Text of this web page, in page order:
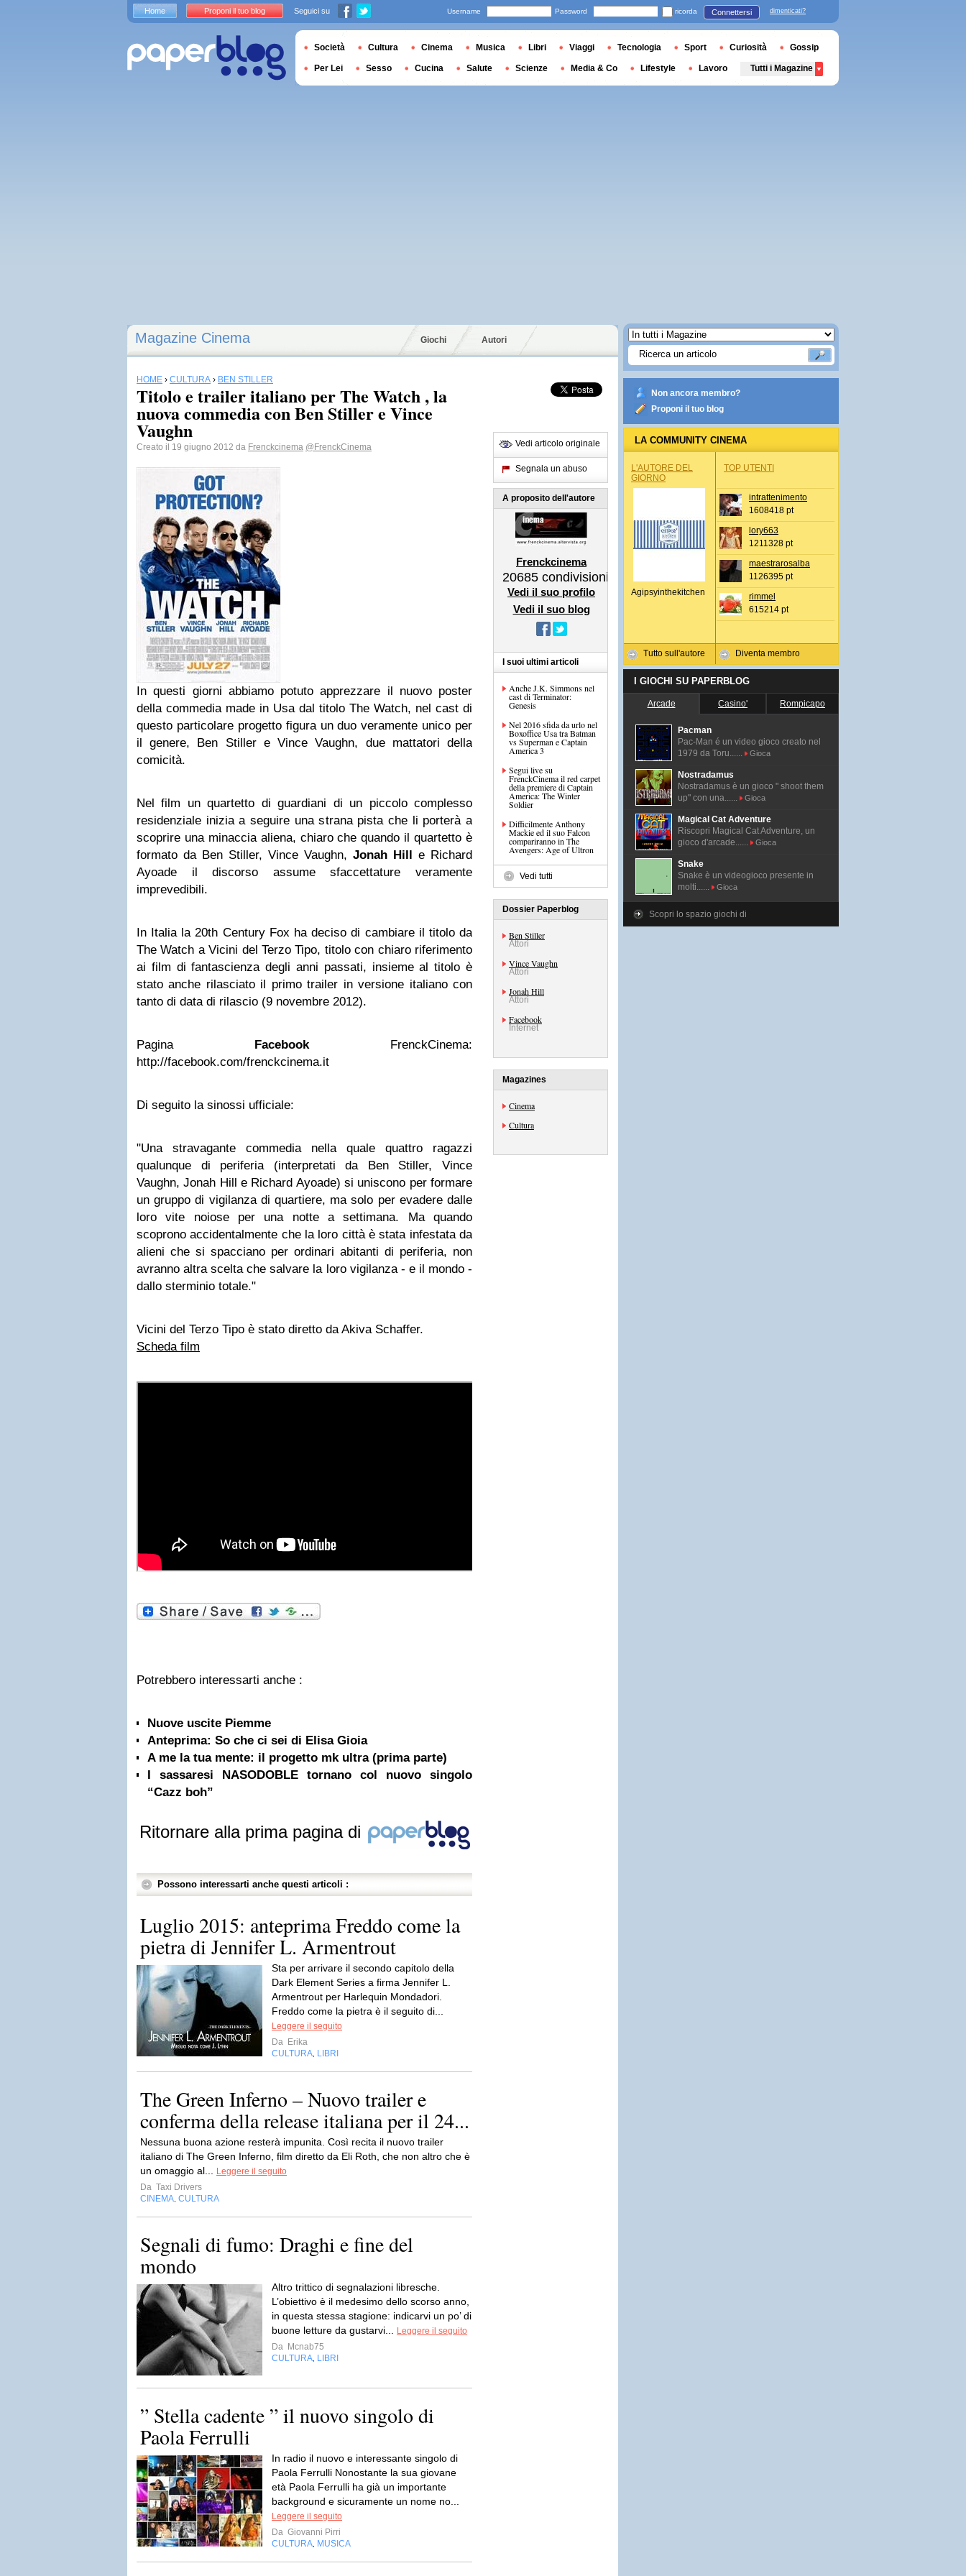
Magazine Cinema Giochi Autori
HOME › CULTURA › BEN STILLER
Titolo e trailer italiano per The Watch , la
nuova commedia con Ben Stiller e Vince
Vaughn
Creato il 19 giugno 2012 da Frenckcinema @FrenckCinema
In questi giorni abbiamo potuto apprezzare il nuovo poster
della commedia made in Usa dal titolo The Watch, nel cast di
questo particolare progetto figura un duo veramente unico per
il genere, Ben Stiller e Vince Vaughn, due mattatori della
comicità.
Nel film un quartetto di guardiani di un piccolo complesso
residenziale inizia a seguire una strana pista che li porterà a
scoprire una minaccia aliena, chiaro che quando il quartetto è
formato da Ben Stiller, Vince Vaughn, Jonah Hill e Richard
Ayoade il discorso assume sfaccettature veramente
imprevedibili.
In Italia la 20th Century Fox ha deciso di cambiare il titolo da
The Watch a Vicini del Terzo Tipo, titolo con chiaro riferimento
ai film di fantascienza degli anni passati, insieme al titolo è
stato anche rilasciato il primo trailer in versione italiano con
tanto di data di rilascio (9 novembre 2012).
Pagina FacebookFrenckCinema:
http://facebook.com/frenckcinema.it
Di seguito la sinossi ufficiale:
"Una stravagante commedia nella quale quattro ragazzi
qualunque di periferia (interpretati da Ben Stiller, Vince
Vaughn, Jonah Hill e Richard Ayoade) si uniscono per formare
un gruppo di vigilanza di quartiere, ma solo per evadere dalle
loro vite noiose per una notte a settimana. Ma quando
scoprono accidentalmente che la loro città è stata infestata da
alieni che si spacciano per ordinari abitanti di periferia, non
avranno altra scelta che salvare la loro vigilanza - e il mondo -
dallo sterminio totale."
Vicini del Terzo Tipo è stato diretto da Akiva Schaffer.
Scheda film
Potrebbero interessarti anche :
Nuove uscite Piemme
Anteprima: So che ci sei di Elisa Gioia
A me la tua mente: il progetto mk ultra (prima parte)
I sassaresi NASODOBLE tornano col nuovo singolo
“Cazz boh”
Ritornare alla prima pagina di
Possono interessarti anche questi articoli :
Luglio 2015: anteprima Freddo come la
pietra di Jennifer L. Armentrout
Sta per arrivare il secondo capitolo della
Dark Element Series a firma Jennifer L.
Armentrout per Harlequin Mondadori.
Freddo come la pietra è il seguito di...
Leggere il seguito
Da Erika
CULTURA LIBRI
The Green Inferno – Nuovo trailer e
conferma della release italiana per il 24...
Nessuna buona azione resterà impunita. Così recita il nuovo trailer
italiano di The Green Inferno, film diretto da Eli Roth, che non altro che è
un omaggio al...
Leggere il seguito
Da Taxi Drivers
CINEMA CULTURA
Segnali di fumo: Draghi e fine del
mondo
Altro trittico di segnalazioni libresche.
L’obiettivo è il medesimo dello scorso anno,
in questa stessa stagione: indicarvi un po’ di
buone letture da gustarvi...
Leggere il seguito
Da Mcnab75
CULTURA LIBRI
” Stella cadente ” il nuovo singolo di
Paola Ferrulli
In radio il nuovo e interessante singolo di
Paola Ferrulli Nonostante la sua giovane
età Paola Ferrulli ha già un importante
background e sicuramente un nome no...
Leggere il seguito
Da Giovanni Pirri
CULTURA MUSICA
Vedi articolo originale
Segnala un abuso
A proposito dell'autore
Frenckcinema
20685 condivisioni
Vedi il suo profilo
Vedi il suo blog
I suoi ultimi articoli
Anche J.K. Simmons nel
cast di Terminator:
Genesis
Nel 2016 sfida da urlo nel
Boxoffice Usa tra Batman
vs Superman e Captain
America 3
Segui live su
FrenckCinema il red carpet
della premiere di Captain
America: The Winter
Soldier
Difficilmente Anthony
Mackie ed il suo Falcon
compariranno in The
Avengers: Age of Ultron
Vedi tutti
Dossier Paperblog
Ben Stiller
Attori
Vince Vaughn
Attori
Jonah Hill
Attori
Facebook
Internet
Magazines
Cinema
Cultura
Non ancora membro?
Proponi il tuo blog
LA COMMUNITY CINEMA
L'AUTORE DEL
GIORNO
Agipsyinthekitchen
Tutto sull'autore
TOP UTENTI
intrattenimento
1608418 pt
lory663
1211328 pt
maestrarosalba
1126395 pt
rimmel
615214 pt
Diventa membro
I GIOCHI SU PAPERBLOG
Arcade Casino' Rompicapo
Pacman
Pac-Man é un video gioco creato nel
1979 da Toru......
Gioca
Nostradamus
Nostradamus è un gioco " shoot them
up" con una......
Gioca
Magical Cat Adventure
Riscopri Magical Cat Adventure, un
gioco d'arcade......
Gioca
Snake
Snake è un videogioco presente in
molti......
Gioca
Scopri lo spazio giochi di
Home Proponi il tuo blog Seguici su Username Password ricorda Connettersi dimenticati?
Società Cultura Cinema Musica Libri Viaggi Tecnologia Sport Curiosità Gossip
Per Lei Sesso Cucina Salute Scienze Media & Co Lifestyle Lavoro Tutti i Magazine